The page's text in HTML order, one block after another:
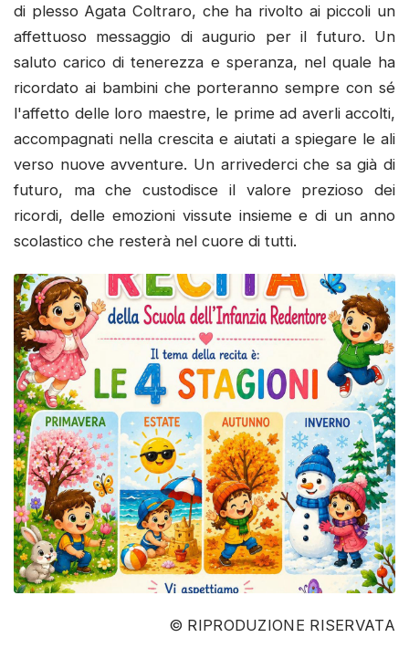
di plesso Agata Coltraro, che ha rivolto ai piccoli un
affettuoso messaggio di augurio per il futuro. Un
saluto carico di tenerezza e speranza, nel quale ha
ricordato ai bambini che porteranno sempre con sé
l'affetto delle loro maestre, le prime ad averli accolti,
accompagnati nella crescita e aiutati a spiegare le ali
verso nuove avventure. Un arrivederci che sa già di
futuro, ma che custodisce il valore prezioso dei
ricordi, delle emozioni vissute insieme e di un anno
scolastico che resterà nel cuore di tutti.
© RIPRODUZIONE RISERVATA